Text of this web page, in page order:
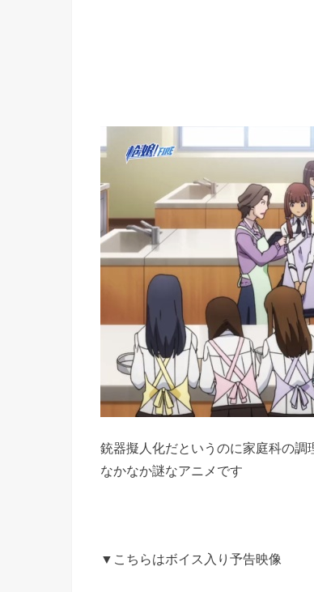
銃器擬人化だというのに家庭科の調
なかなか謎なアニメです
▼こちらはボイス入り予告映像